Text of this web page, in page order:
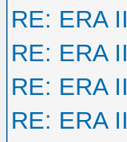
RE: ERA II
RE: ERA II
RE: ERA II
RE: ERA II